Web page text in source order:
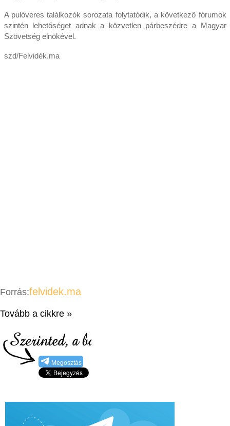
A pulóveres találkozók sorozata folytatódik, a következő fórumok
szintén lehetőséget adnak a közvetlen párbeszédre a Magyar
Szövetség elnökével.
szd/Felvidék.ma
Forrás:felvidek.ma
Tovább a cikkre »
Megosztás